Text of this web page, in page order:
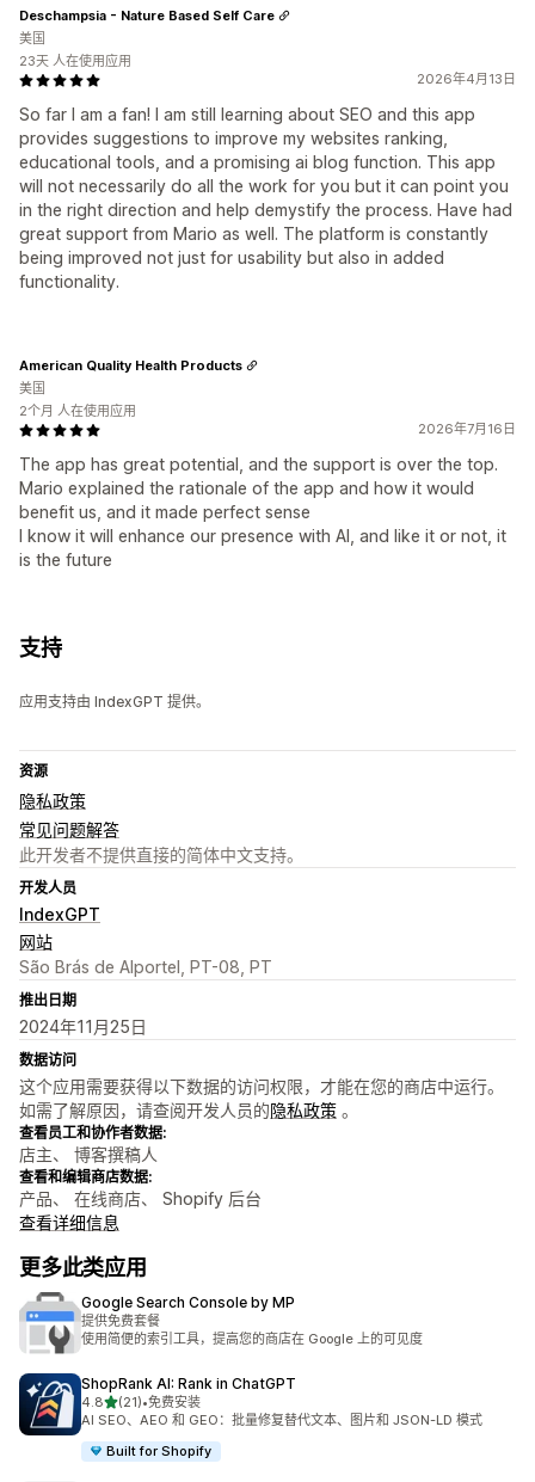
2026年4月13日
So far I am a fan! I am still learning about SEO and this app
provides suggestions to improve my websites ranking,
educational tools, and a promising ai blog function. This app
will not necessarily do all the work for you but it can point you
in the right direction and help demystify the process. Have had
great support from Mario as well. The platform is constantly
being improved not just for usability but also in added
functionality.
Deschampsia - Nature Based Self Care
美国
23天 人在使用应用
2026年7月16日
The app has great potential, and the support is over the top.
Mario explained the rationale of the app and how it would
benefit us, and it made perfect sense
I know it will enhance our presence with AI, and like it or not, it
is the future
American Quality Health Products
美国
2个月 人在使用应用
支持
应用支持由 IndexGPT 提供。
资源
隐私政策
常见问题解答
此开发者不提供直接的简体中文支持。
开发人员
IndexGPT
网站
São Brás de Alportel, PT-08, PT
推出日期
2024年11月25日
数据访问
这个应用需要获得以下数据的访问权限，才能在您的商店中运行。
如需了解原因，请查阅开发人员的隐私政策 。
查看员工和协作者数据:
店主、 博客撰稿人
查看和编辑商店数据:
产品、 在线商店、 Shopify 后台
查看详细信息
更多此类应用
Google Search Console by MP
提供免费套餐
使用简便的索引工具，提高您的商店在 Google 上的可见度
ShopRank AI: Rank in ChatGPT
4.8星（满分 5 星）
(21)
总共 21 条评论
•免费安装
AI SEO、AEO 和 GEO：批量修复替代文本、图片和 JSON-LD 模式
Built for Shopify